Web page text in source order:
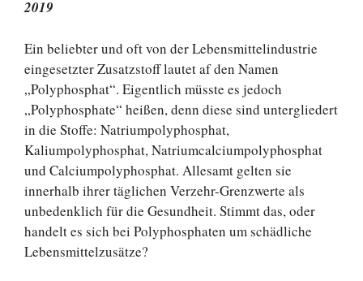
2019
Ein beliebter und oft von der Lebensmittelindustrie
eingesetzter Zusatzstoff lautet af den Namen
„Polyphosphat“. Eigentlich müsste es jedoch
„Polyphosphate“ heißen, denn diese sind untergliedert
in die Stoffe: Natriumpolyphosphat,
Kaliumpolyphosphat, Natriumcalciumpolyphosphat
und Calciumpolyphosphat. Allesamt gelten sie
innerhalb ihrer täglichen Verzehr-Grenzwerte als
unbedenklich für die Gesundheit. Stimmt das, oder
handelt es sich bei Polyphosphaten um schädliche
Lebensmittelzusätze?